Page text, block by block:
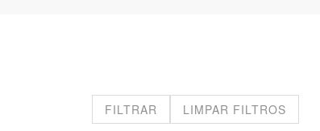
FILTRAR LIMPAR FILTROS